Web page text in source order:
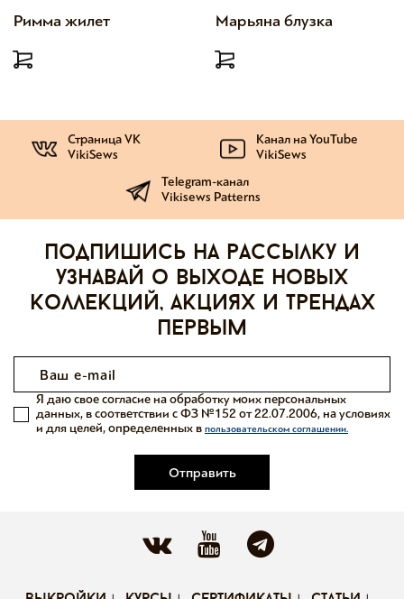
Римма жилет Марьяна блузка
Страница VK
VikiSews
Канал на YouTube
VikiSews
Telegram-канал
Vikisews Patterns
Подпишись на рассылку и
узнавай о выходе новых
коллекций, акциях и трендах
первым
Отправить
Я даю свое согласие на обработку моих персональных
данных, в соответствии с ФЗ №152 от 22.07.2006, на условиях
и для целей, определенных в пользовательском соглашении.